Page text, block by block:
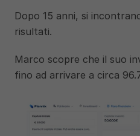
Dopo 15 anni, si
risultati.
Marco scopre che il suo
fino ad arrivare a circa